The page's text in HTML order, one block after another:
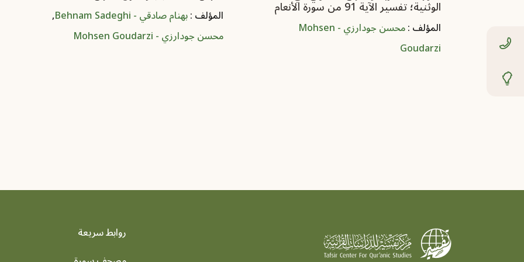
الوثنية؛ تفسير الآية 91 من سورة الأنعام
المؤلف :
محسن جودارزي - Mohsen
Goudarzi
المؤلف :بهنام صادقي - Behnam Sadeghi
,
محسن جودارزي - Mohsen Goudarzi
روابط سريعة